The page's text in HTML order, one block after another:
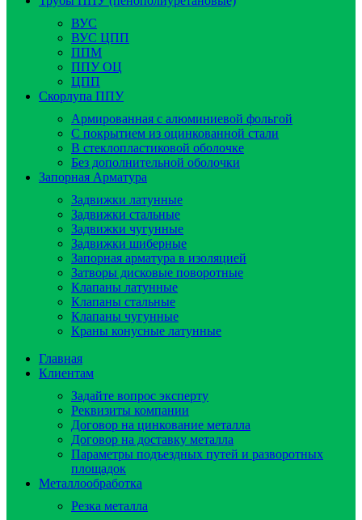
ВУС
ВУС ЦПП
ППМ
ППУ ОЦ
ЦПП
Скорлупа ППУ
Армированная с алюминиевой фольгой
C покрытием из оцинкованной стали
В стеклопластиковой оболочке
Без дополнительной оболочки
Запорная Арматура
Задвижки латунные
Задвижки стальные
Задвижки чугунные
Задвижки шиберные
Запорная арматура в изоляцией
Затворы дисковые поворотные
Клапаны латунные
Клапаны стальные
Клапаны чугунные
Краны конусные латунные
Главная
Клиентам
Задайте вопрос эксперту
Реквизиты компании
Договор на цинкование металла
Договор на доставку металла
Параметры подъездных путей и разворотных
площадок
Металлообработка
Резка металла